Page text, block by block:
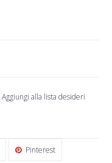
Aggiungi alla lista desideri
Pinterest